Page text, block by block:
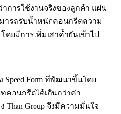
าการใช้งานจริงของลูกค้า แผ่น
ามารถรับน้ำหนักคอนกรีตความ
ดยมีการเพิ่มเสาค้ำยันเข้าไป
Speed Form ที่พัฒนาขึ้นโดย
ทคอนกรีตได้เกินกว่าค่า
Than Group จึงมีความมั่นใจ